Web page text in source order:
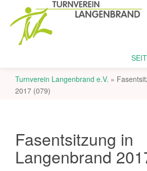
Turnverein Langenbrand e.V. »
2017 (079)
Fasentsitzung in
Langenbrand